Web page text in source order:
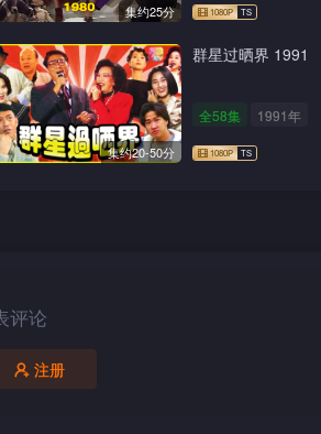
集约25分
集约20-50分
群星过晒界 1991
全58集 1991年
评论
注册